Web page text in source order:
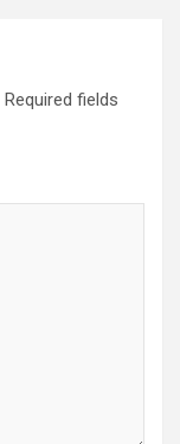
Required fields